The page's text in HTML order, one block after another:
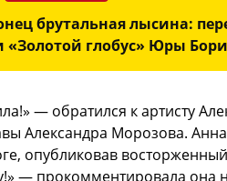
брутальная лысина:
глобус» Юры
— обратился к артисту
Александра Морозова.
опубликовав
— прокомментировала она